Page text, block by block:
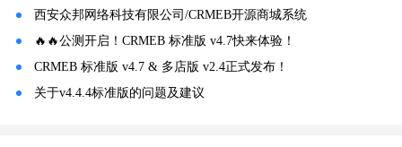
西安众邦网络科技有限公司/CRMEB开源商城系统
🔥🔥公测开启！CRMEB 标准版 v4.7快来体验！
CRMEB 标准版 v4.7 & 多店版 v2.4正式发布！
关于v4.4.4标准版的问题及建议